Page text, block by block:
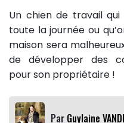
Un chien de travail
toute la journée ou
maison sera
de développer des
pour son propriétaire !
Par Guylaine